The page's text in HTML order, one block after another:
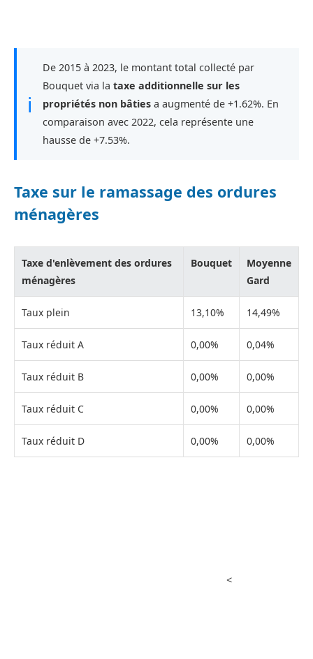
ℹ
De 2015 à 2023, le montant total collecté par
Bouquet via la taxe additionnelle sur les
propriétés non bâties a augmenté de +1.62%. En
comparaison avec 2022, cela représente une
hausse de +7.53%.
Taxe sur le ramassage des ordures
ménagères
Taxe d'enlèvement des ordures
ménagères
Bouquet
Moyenne
Gard
Taux plein 13,10% 14,49%
Taux réduit A 0,00% 0,04%
Taux réduit B 0,00% 0,00%
Taux réduit C 0,00% 0,00%
Taux réduit D 0,00% 0,00%
<